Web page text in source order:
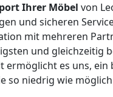
Ihrer Möbel von
und sicheren
mit mehreren
und gleichzeitig
ermöglicht es uns,
so niedrig wie